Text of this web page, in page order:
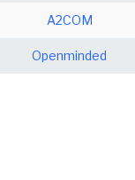
A2COM
Openminded